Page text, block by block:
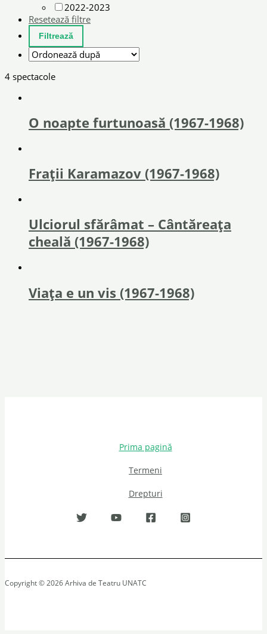
2022-2023
Resetează filtre
4 spectacole
O noapte furtunoasă (1967-1968)
Fraţii Karamazov (1967-1968)
Ulciorul sfărâmat – Cântăreața
cheală (1967-1968)
Viața e un vis (1967-1968)
Prima pagină
Termeni
Drepturi
Copyright © 2026 Arhiva de Teatru UNATC